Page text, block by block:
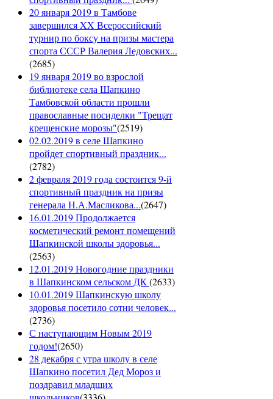
20 января 2019 в Тамбове
завершился XX Всероссийский
турнир по боксу на призы мастера
спорта СССР Валерия Ледовских...
(2685)
19 января 2019 во взрослой
библиотеке села Шапкино
Тамбовской области прошли
православные посиделки "Трещат
крещенские морозы"(2519)
02.02.2019 в селе Шапкино
пройдет спортивный праздник...
(2782)
2 февраля 2019 года состоится 9-й
спортивный праздник на призы
генерала Н.А.Масликова...(2647)
16.01.2019 Продолжается
косметический ремонт помещений
Шапкинской школы здоровья...
(2563)
12.01.2019 Новогодние праздники
в Шапкинском сельском ДК(2633)
10.01.2019 Шапкинскую школу
здоровья посетило сотни человек...
(2736)
С наступающим Новым 2019
годом!(2650)
28 декабря с утра школу в селе
Шапкино посетил Дед Мороз и
поздравил младших